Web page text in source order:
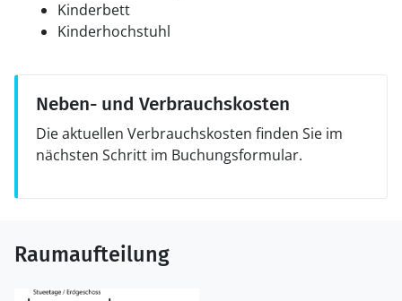
Kinderbett
Kinderhochstuhl
Neben- und Verbrauchskosten
Die aktuellen Verbrauchskosten finden Sie im
nächsten Schritt im Buchungsformular.
Raumaufteilung